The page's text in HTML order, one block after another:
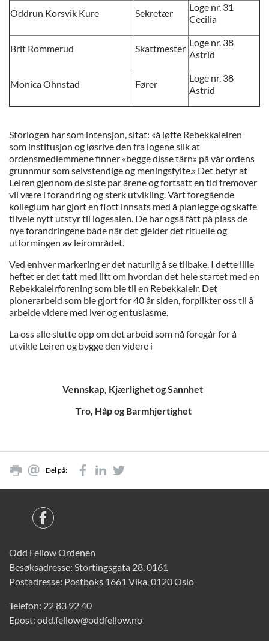
Oddrun Korsvik Kure Sekretær
Loge nr. 31
Cecilia
Brit Rommerud Skattmester
Loge nr. 38
Astrid
Monica Ohnstad Fører
Loge nr. 38
Astrid
Storlogen har som intensjon, sitat: «å løfte Rebekkaleiren
som institusjon og løsrive den fra logene slik at
ordensmedlemmene finner «begge disse tårn» på vår ordens
grunnmur som selvstendige og meningsfylte.» Det betyr at
Leiren gjennom de siste par årene og fortsatt en tid fremover
vil være i forandring og sterk utvikling. Vårt foregående
kollegium har gjort en flott innsats med å planlegge og skaffe
tilveie nytt utstyr til logesalen. De har også fått på plass de
nye forandringene både når det gjelder det rituelle og
utformingen av leirområdet.
Ved enhver markering er det naturlig å se tilbake. I dette lille
heftet er det tatt med litt om hvordan det hele startet med en
Rebekkaleirforening som ble til en Rebekkaleir. Det
pionerarbeid som ble gjort for 40 år siden, forplikter oss til å
arbeide videre med iver og entusiasme.
La oss alle slutte opp om det arbeid som nå foregår for å
utvikle Leiren og bygge den videre i
Vennskap, Kjærlighet og Sannhet
Tro, Håp og Barmhjertighet
Del på:
Odd Fellow Ordenen
Besøksadresse: Stortingsgata 28, 0161
Postadresse: Postboks 1661 Vika, 0120 Oslo
Telefon: 22 83 92 40
Epost: odd.fellow@oddfellow.no